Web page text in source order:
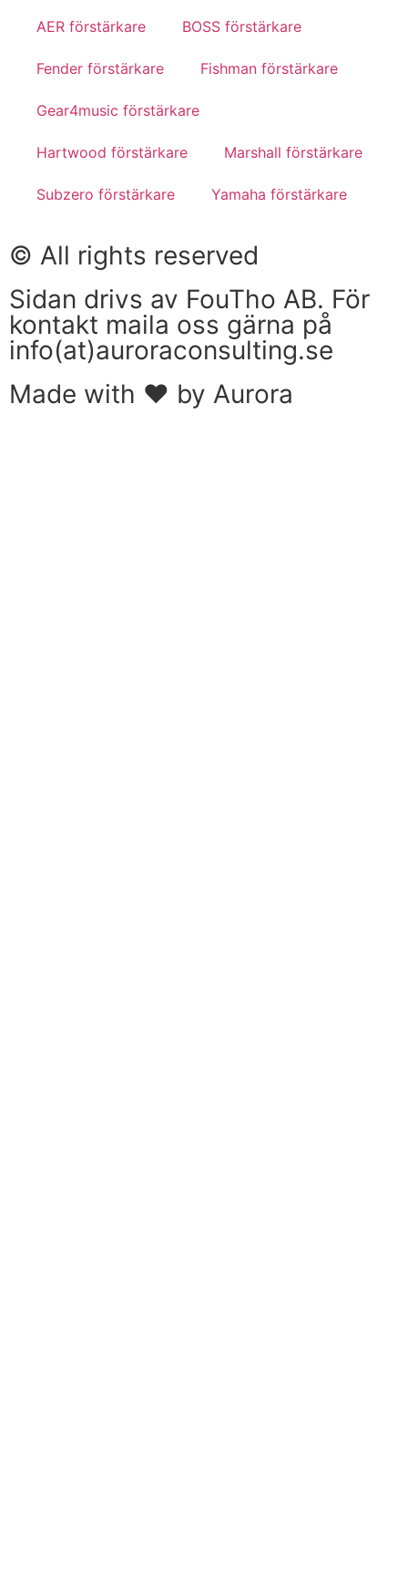
AER förstärkare BOSS förstärkare
Fender förstärkare Fishman förstärkare
Gear4music förstärkare
Hartwood förstärkare Marshall förstärkare
Subzero förstärkare Yamaha förstärkare
© All rights reserved
Sidan drivs av FouTho AB. För
kontakt maila oss gärna på
info(at)auroraconsulting.se
Made with ❤ by Aurora